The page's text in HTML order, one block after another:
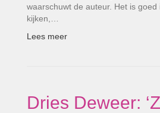
waarschuwt de auteur. Het is
kijken,…
Lees meer
Dries Deweer: